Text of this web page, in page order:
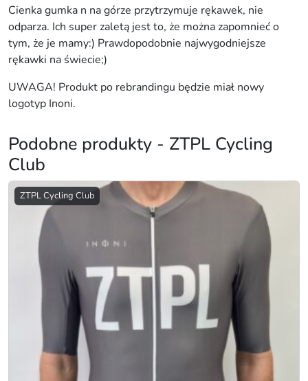
C
C
z
a
n
e
Cienka gumka n na górze przytrzymuje rękawek, nie
odparza. Ich super zaletą jest to, że można zapomnieć o
tym, że je mamy:) Prawdopodobnie najwygodniejsze
rękawki na świecie;)
UWAGA! Produkt po rebrandingu będzie miał nowy
logotyp Inoni.
Podobne produkty - ZTPL Cycling
Club
ZTPL Cycling Club